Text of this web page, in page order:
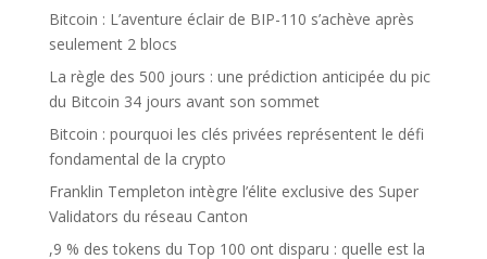
Bitcoin : L’aventure éclair de BIP-110 s’achève après
seulement 2 blocs
La règle des 500 jours : une prédiction anticipée du pic
du Bitcoin 34 jours avant son sommet
Bitcoin : pourquoi les clés privées représentent le défi
fondamental de la crypto
Franklin Templeton intègre l’élite exclusive des Super
Validators du réseau Canton
,9 % des tokens du Top 100 ont disparu : quelle est la